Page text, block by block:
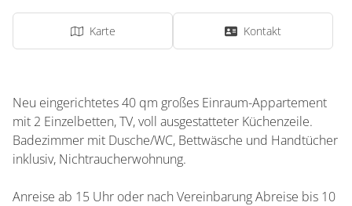
Karte Kontakt
Neu eingerichtetes 40 qm großes Einraum-Appartement
mit 2 Einzelbetten, TV, voll ausgestatteter Küchenzeile.
Badezimmer mit Dusche/WC, Bettwäsche und Handtücher
inklusiv, Nichtraucherwohnung.
Anreise ab 15 Uhr oder nach Vereinbarung Abreise bis 10